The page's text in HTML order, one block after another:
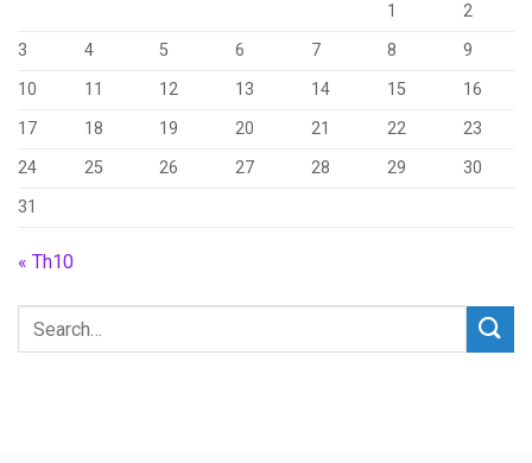
1
2
3
4 5 6 7 8
9
10
11 12 13 14 15
16
17
18 19 20 21 22
23
24
25 26 27 28 29
30
31
« Th10